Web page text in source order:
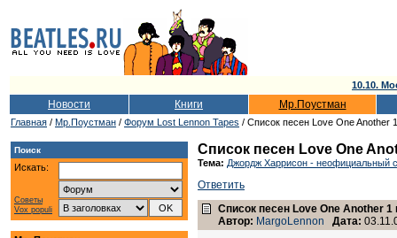
10.10.
Новости Книги Мр.Поустман
Главная / Мр.Поустман / Форум Lost Lennon Tapes / Список песен Love One Another
Поиск
Искать:
Советы
Vox populi
Список песен Love One
Тема: Джордж Харрисон - неофициальный
Ответить
Список песен Love One Another 1
Автор: MargoLennon Дата: